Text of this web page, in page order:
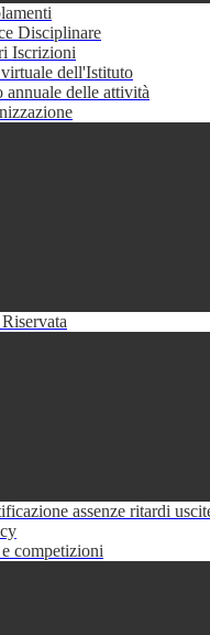
Disciplinare
Iscrizioni
dell'Istituto
annuale delle attività
assenze ritardi
competizioni